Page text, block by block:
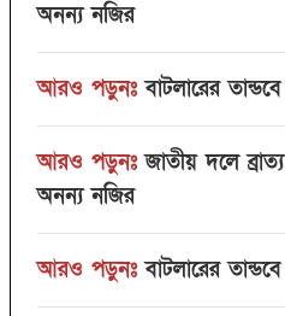
অনন্য নজির
আরও পড়ুনঃ বাটলারের
আরও পড়ুনঃ জাতীয় দলে
অনন্য নজির
আরও পড়ুনঃ বাটলারের